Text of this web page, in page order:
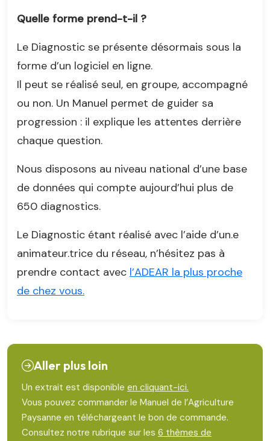
Quelle forme prend-t-il ?
Le Diagnostic se présente désormais sous la
forme d’un logiciel en ligne.
Il peut se réalisé seul, en groupe, accompagné
ou non. Un Manuel permet de guider sa
progression : il explique les attentes derrière
chaque question.
Nous disposons au niveau national d’une base
de données qui compte aujourd’hui plus de
650 diagnostics.
Le Diagnostic étant réalisé avec l’aide d’un.e
animateur.trice du réseau, n’hésitez pas à
prendre contact avec l’ADEAR la plus proche
de chez vous.
Aller plus loin
Un extrait est disponible en cliquant-ici.
Vous pouvez commander le Manuel de l’Agriculture
Paysanne en téléchargeant le bon de commande.
Consultez notre rubrique sur les 6 thèmes de